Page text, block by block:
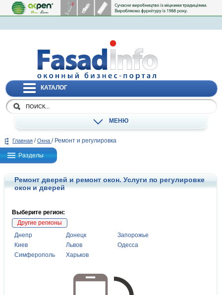
КАТАЛОГ
МЕНЮ
Главная / Окна / Ремонт и регулировка
Разделы
Ремонт дверей и ремонт окон. Услуги по регулировке
окон и дверей
Выберите регион:
Другие регионы
Днепр
Донецк
Запорожье
Киев
Львов
Одесса
Симферополь
Харьков